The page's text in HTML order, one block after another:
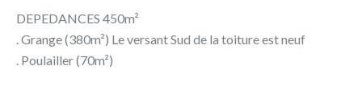
DEPEDANCES 450m²
. Grange (380m²) Le versant Sud de la toiture est neuf
. Poulailler (70m²)